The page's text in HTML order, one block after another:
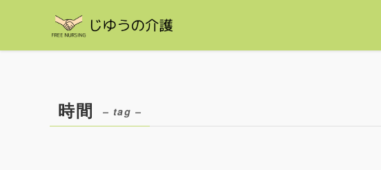
時間 – tag –